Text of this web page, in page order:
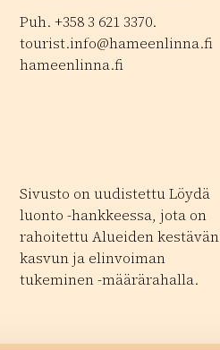
Puh. +358 3 621 3370.
tourist.info@hameenlinna.fi
hameenlinna.fi
Sivusto on uudistettu Löydä
luonto -hankkeessa, jota on
rahoitettu Alueiden kestävän
kasvun ja elinvoiman
tukeminen -määrärahalla.